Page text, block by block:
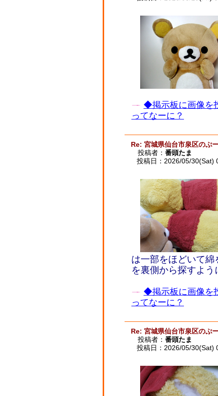
◆掲示板に画像を
ってなーに？
Re: 宮城県仙台市泉区のぷ
投稿者： 番頭たま
投稿日：2026/05/30(Sat)
は一部をほどいて
を裏側から探すよう
◆掲示板に画像を
ってなーに？
Re: 宮城県仙台市泉区のぷ
投稿者： 番頭たま
投稿日：2026/05/30(Sat)